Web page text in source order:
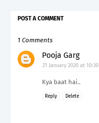
POST A COMMENT
1 Comments
Pooja Garg
21 January 2020 at 10:30
Kya baat hai..
Reply Delete